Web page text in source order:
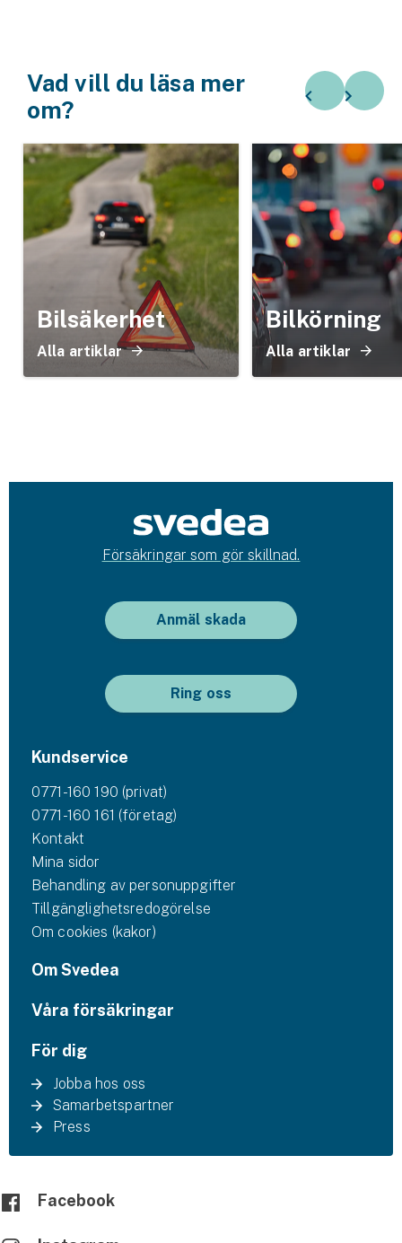
Vad vill du läsa mer
om?
Bilsäkerhet
Alla artiklar
Bilkörning
Alla artiklar
Försäkringar som gör skillnad.
Anmäl skada
Ring oss
Kundservice
0771-160 190 (privat)
0771-160 161 (företag)
Kontakt
Mina sidor
Behandling av personuppgifter
Tillgänglighetsredogörelse
Om cookies (kakor)
Om Svedea
Våra försäkringar
För dig
Jobba hos oss
Samarbetspartner
Press
Facebook